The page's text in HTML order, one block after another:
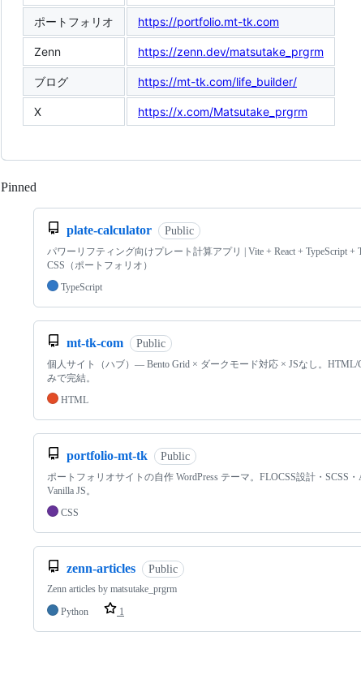
ポートフォリオ https://portfolio.mt-tk.com
Zenn https://zenn.dev/matsutake_prgrm
ブログ https://mt-tk.com/life_builder/
X https://x.com/Matsutake_prgrm
Pinned
plate-calculator Public
パワーリフティング向けプレート計算アプリ | Vite + React + TypeScript +
CSS（ポートフォリオ）
TypeScript
mt-tk-com Public
個人サイト（ハブ）— Bento Grid × ダークモード対応 × JSなし。HTML/
みで完結。
HTML
portfolio-mt-tk Public
ポートフォリオサイトの自作 WordPress テーマ。FLOCSS設計・SCSS・
Vanilla JS。
CSS
zenn-articles Public
Zenn articles by matsutake_prgrm
Python
1